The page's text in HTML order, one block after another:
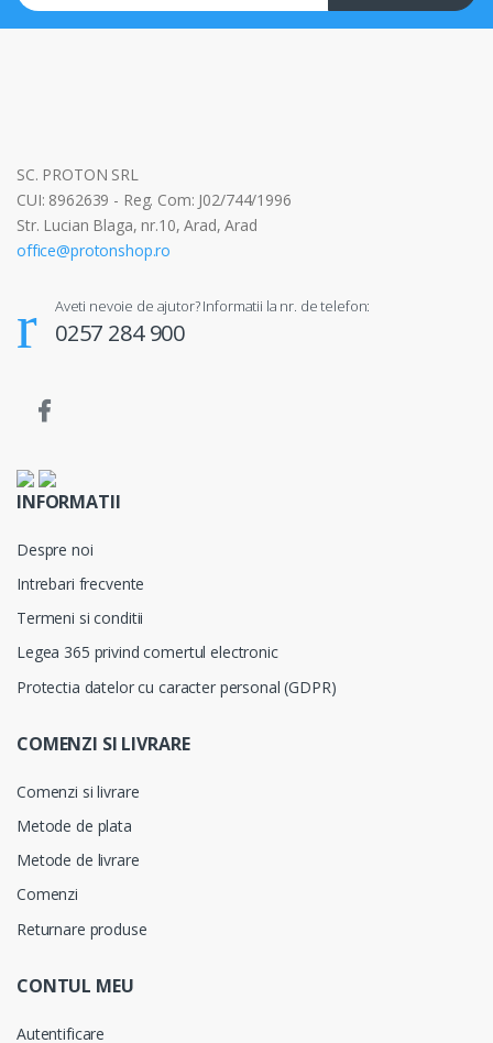
SC. PROTON SRL
CUI: 8962639 - Reg. Com: J02/744/1996
Str. Lucian Blaga, nr.10, Arad, Arad
office@protonshop.ro
Aveti nevoie de ajutor? Informatii la nr. de telefon:
0257 284 900
INFORMATII
Despre noi
Intrebari frecvente
Termeni si conditii
Legea 365 privind comertul electronic
Protectia datelor cu caracter personal (GDPR)
COMENZI SI LIVRARE
Comenzi si livrare
Metode de plata
Metode de livrare
Comenzi
Returnare produse
CONTUL MEU
Autentificare